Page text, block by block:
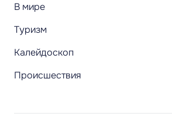
В мире
Туризм
Калейдоскоп
Происшествия